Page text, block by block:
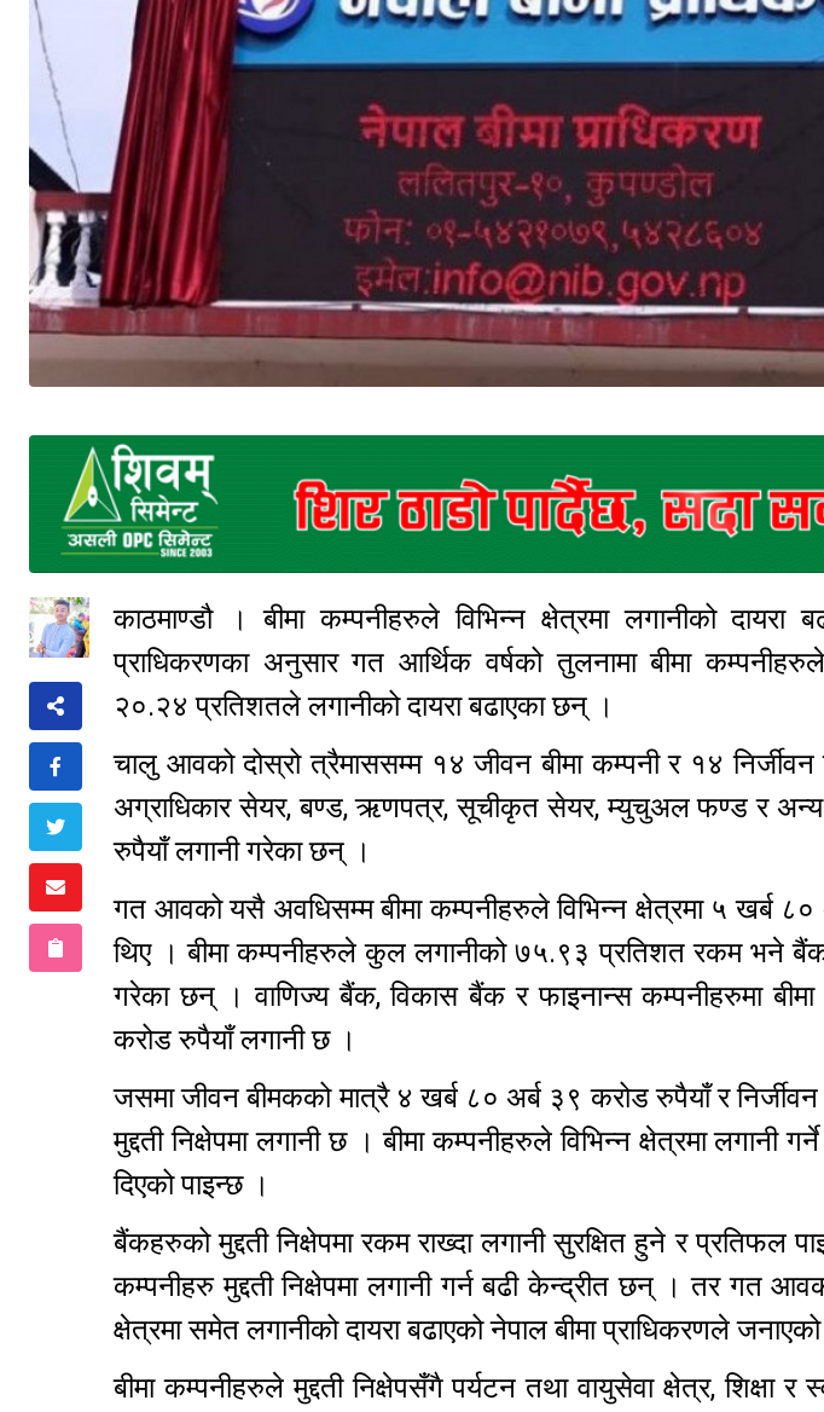
काठमाण्डौ । बीमा कम्पनीहरुले विभिन्न क्षेत्रमा लगानीको
प्राधिकरणका अनुसार गत आर्थिक वर्षको तुलनामा बीमा
२०.२४ प्रतिशतले लगानीको दायरा बढाएका छन् ।
चालु आवको दोस्रो त्रैमाससम्म १४ जीवन बीमा कम्पनी र १४ निर्जीवन
अग्राधिकार सेयर, बण्ड, ऋणपत्र, सूचीकृत सेयर, म्युचुअल फण्ड र अन्य
रुपैयाँ लगानी गरेका छन् ।
गत आवको यसै अवधिसम्म बीमा कम्पनीहरुले विभिन्न क्षेत्रमा ५ खर्ब
थिए । बीमा कम्पनीहरुले कुल लगानीको ७५.९३ प्रतिशत रकम भने
गरेका छन् । वाणिज्य बैंक, विकास बैंक र फाइनान्स कम्पनीहरुमा
करोड रुपैयाँ लगानी छ ।
जसमा जीवन बीमकको मात्रै ४ खर्ब ८० अर्ब ३९ करोड रुपैयाँ र
मुद्दती निक्षेपमा लगानी छ । बीमा कम्पनीहरुले विभिन्न क्षेत्रमा लगानी
दिएको पाइन्छ ।
बैंकहरुको मुद्दती निक्षेपमा रकम राख्दा लगानी सुरक्षित हुने र प्रतिफल
कम्पनीहरु मुद्दती निक्षेपमा लगानी गर्न बढी केन्द्रीत छन् । तर गत
क्षेत्रमा समेत लगानीको दायरा बढाएको नेपाल बीमा प्राधिकरणले
बीमा कम्पनीहरुले मुद्दती निक्षेपसँगै पर्यटन तथा वायुसेवा क्षेत्र, शिक्षा